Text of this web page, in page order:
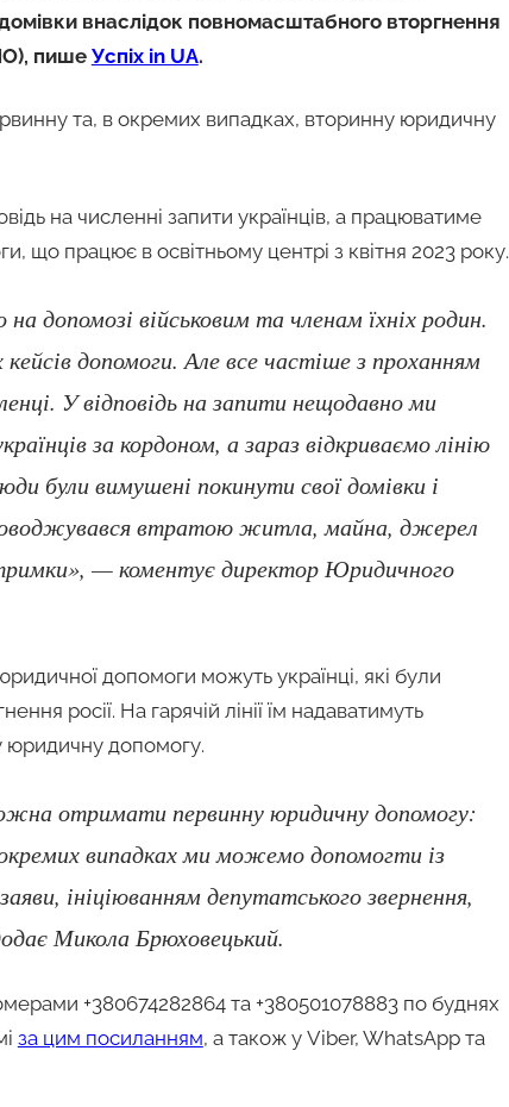
внаслідок повномасштабного вторгнення
пише Успіх in UA.
та, в окремих випадках, вторинну юридичну
на численні запити українців, а працюватиме
що працює в освітньому центрі з квітня 2023 року.
допомозі військовим та членам їхніх родин.
допомоги. Але все частіше з проханням
У відповідь на запити нещодавно ми
за кордоном, а зараз відкриваємо лінію
були вимушені покинути свої домівки і
втратою житла, майна, джерел
— коментує директор Юридичного
допомоги можуть українці, які були
росії. На гарячій лінії їм надаватимуть
юридичну допомогу.
отримати первинну юридичну допомогу:
випадках ми можемо допомогти із
ініціюванням депутатського звернення,
Микола Брюховецький.
+380674282864 та +380501078883 по буднях
за цим посиланням, а також у Viber, WhatsApp та